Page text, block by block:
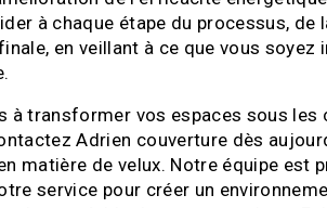
à chaque étape du processus,
en veillant à ce que vous
à transformer vos espaces sous les
Adrien couverture dès
matière de velux. Notre équipe est
service pour créer un